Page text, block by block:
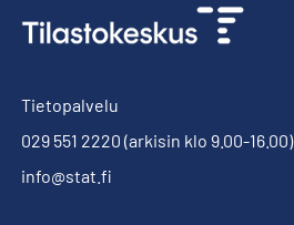
Tietopalvelu
029 551 2220 (arkisin klo 9.00-16.00)
info@stat.fi